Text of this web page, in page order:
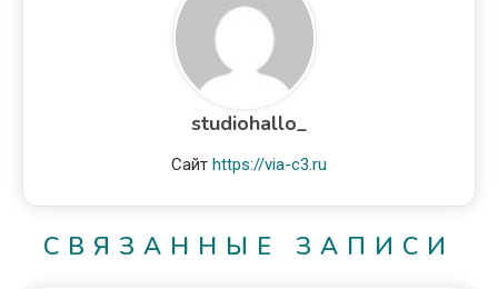
studiohallo_
Сайт https://via-c3.ru
СВЯЗАННЫЕ ЗАПИСИ